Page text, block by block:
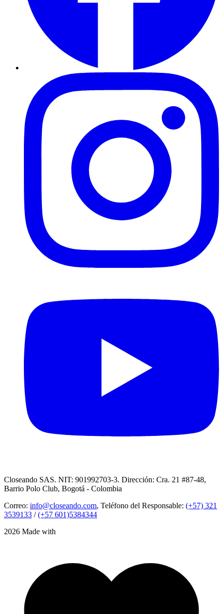
Closeando SAS. NIT: 901992703-3. Dirección: Cra. 21 #87-48,
Barrio Polo Club, Bogotá - Colombia
Correo: info@closeando.com, Teléfono del Responsable: (+57) 321
3539133 /(+57 601)5384344
2026 Made with